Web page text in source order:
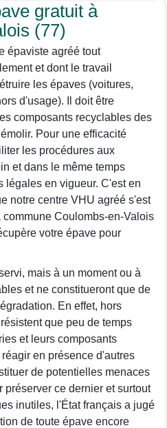
gratuit à
(77)
épaviste agréé tout
et dont le travail
les épaves (voitures,
d'usage). Il doit être
composants recyclables des
Pour une efficacité
les procédures aux
et dans le même temps
légales en vigueur. C'est en
notre centre VHU agréé s'est
Coulombs-en-Valois
votre épave pour
mais à un moment ou à
et ne constitueront que de
En effet, hors
que peu de temps
et leurs composants
en présence d'autres
de potentielles menaces
préserver ce dernier et surtout
inutiles, l'État français a jugé
de toute épave encore